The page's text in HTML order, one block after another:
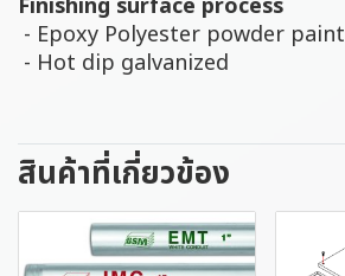
Finishing surface process
- Epoxy Polyester powder paint
- Hot dip galvanized
สินค้าที่เกี่ยวข้อง